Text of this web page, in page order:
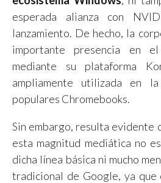
esperada alianza con
lanzamiento. De hecho, la
importante presencia en
mediante su plataforma
ampliamente utilizada en
populares Chromebooks.
Sin embargo, resulta evidente
esta magnitud mediática no
dicha línea básica ni mucho
tradicional de Google, ya que